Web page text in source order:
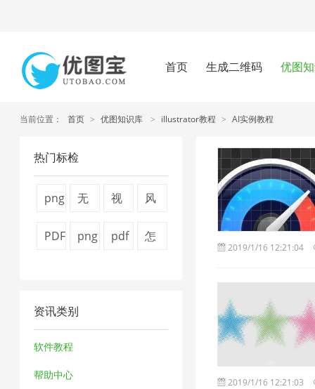
首页 生成二维码 优图
当前位置： 首页 > 优图知识库 > illustrator教程 > AI实例教程
热门标检
png
具
1
无
1
视
风
PDF
器
1
png
压
pdf
怎
资讯类别
软件教程
帮助中心
2019/1/16 12:21:04
2019/1/16 12:21:03